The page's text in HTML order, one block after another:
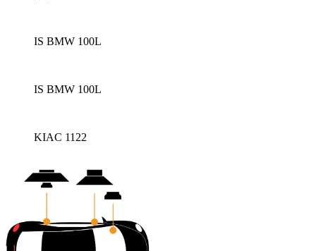
IS BMW 100L
IS BMW 100L
KIAC 1122